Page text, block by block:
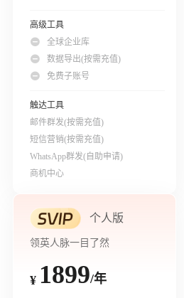
高级工具
全球企业库
数据导出(按需充值)
免费子账号
触达工具
邮件群发(按需充值)
短信营销(按需充值)
WhatsApp群发(自助申请)
商机中心
个人版
领英人脉一目了然
¥ 1899/年